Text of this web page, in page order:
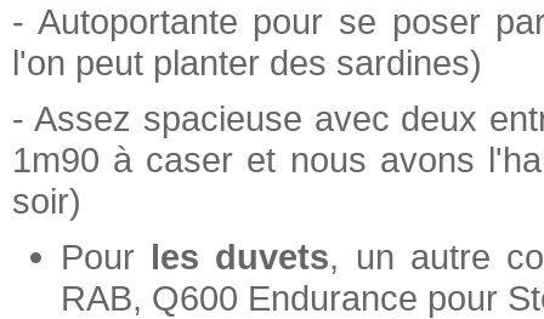
- Autoportante pour se poser
l'on peut planter des sardines)
- Assez spacieuse avec deux
1m90 à caser et nous avons
soir)
Pour les duvets, un autre
RAB, Q600 Endurance pour